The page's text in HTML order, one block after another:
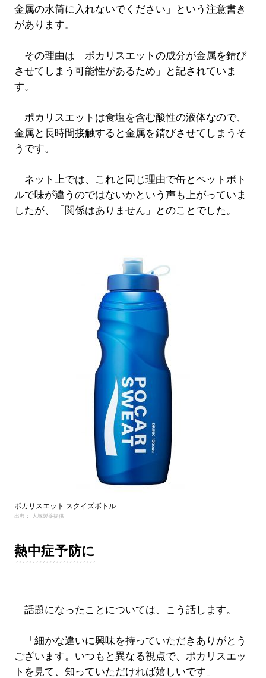
金属の水筒に入れないでください」という注意書き
があります。
その理由は「ポカリスエットの成分が金属を錆び
させてしまう可能性があるため」と記されていま
す。
ポカリスエットは食塩を含む酸性の液体なので、
金属と長時間接触すると金属を錆びさせてしまうそ
うです。
ネット上では、これと同じ理由で缶とペットボト
ルで味が違うのではないかという声も上がっていま
したが、「関係はありません」とのことでした。
ポカリスエット スクイズボトル
出典： 大塚製薬提供
熱中症予防に
話題になったことについては、こう話します。
「細かな違いに興味を持っていただきありがとう
ございます。いつもと異なる視点で、ポカリスエッ
トを見て、知っていただければ嬉しいです」